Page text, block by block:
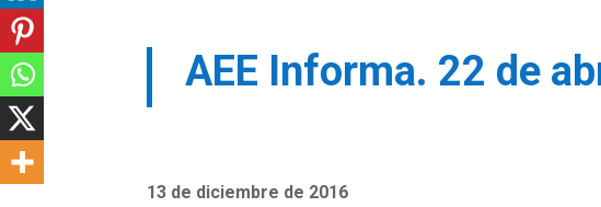
AEE Informa. 22 de
13 de diciembre de 2016